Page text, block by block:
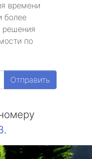
времени
более
решения
по
Отправить
.